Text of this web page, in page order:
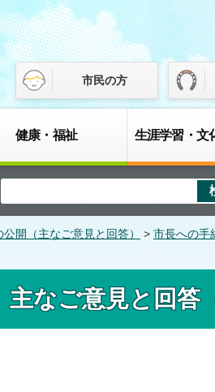
市民の方
健康・福祉 生涯学習・文
開（主なご意見と回答） > 市長への手
なご意見と回答